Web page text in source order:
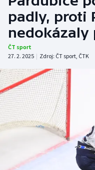
Hokej
Tenis
Atletika
Cyklistika
DALŠÍ SPORTY
Americký fotbal
Baseball a softbal
NEPŘEHLÉDNĚTE
Soutěže
padly, proti
nedokázaly
ČT sport
27. 2. 2025 | Zdroj: ČT sport, ČTK